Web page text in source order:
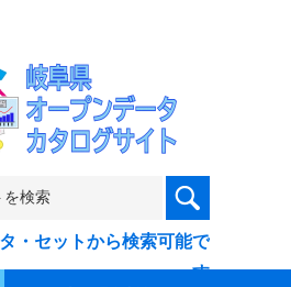
・セットから検索可能で
す